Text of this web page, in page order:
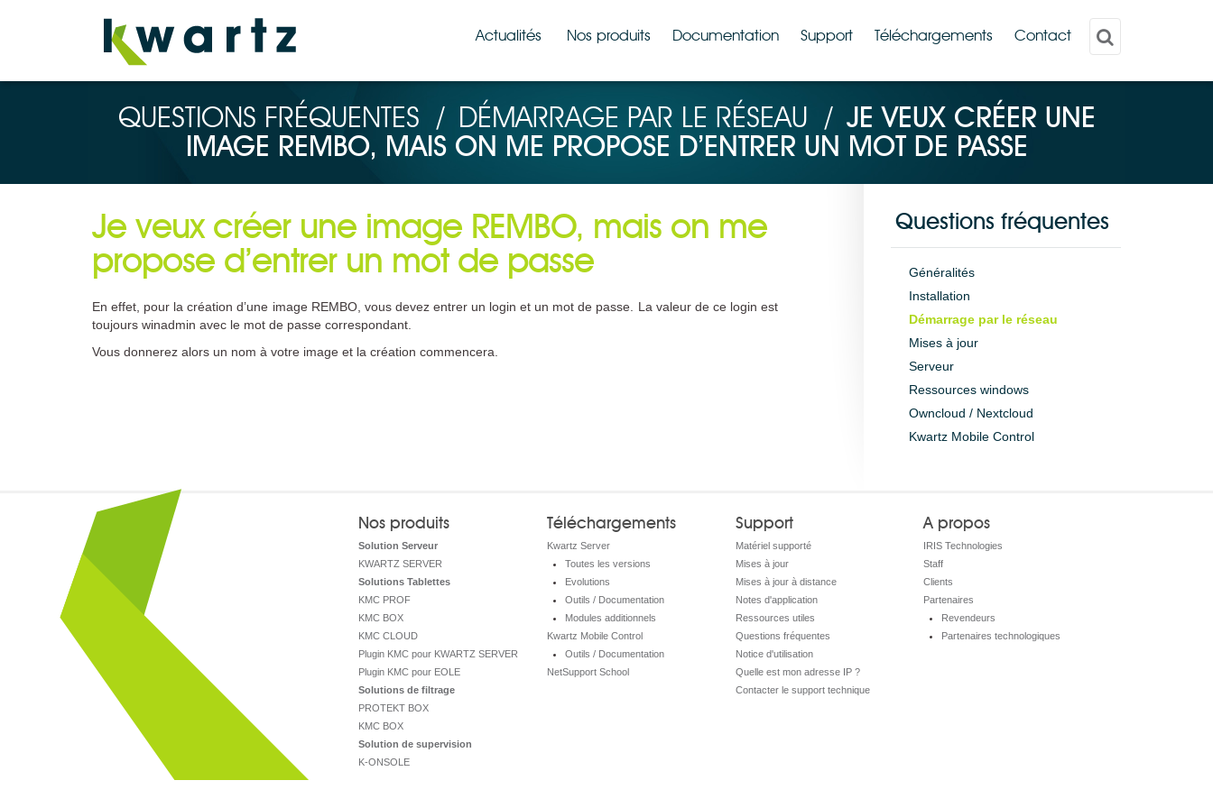
Actualités Nos produits Documentation Support Téléchargements Contact
QUESTIONS FRÉQUENTES / DÉMARRAGE PAR LE RÉSEAU / JE VEUX CRÉER UNE
IMAGE REMBO, MAIS ON ME PROPOSE D’ENTRER UN MOT DE PASSE
Je veux créer une image REMBO, mais on me
propose d’entrer un mot de passe
En effet, pour la création d’une image REMBO, vous devez entrer un login et un mot de passe. La valeur de ce login est
toujours winadmin avec le mot de passe correspondant.
Vous donnerez alors un nom à votre image et la création commencera.
Questions fréquentes
Généralités
Installation
Démarrage par le réseau
Mises à jour
Serveur
Ressources windows
Owncloud / Nextcloud
Kwartz Mobile Control
Nos produits
Solution Serveur
KWARTZ SERVER
Solutions Tablettes
KMC PROF
KMC BOX
KMC CLOUD
Plugin KMC pour KWARTZ SERVER
Plugin KMC pour EOLE
Solutions de filtrage
PROTEKT BOX
KMC BOX
Solution de supervision
K-ONSOLE
Téléchargements
Kwartz Server
Toutes les versions
Evolutions
Outils / Documentation
Modules additionnels
Kwartz Mobile Control
Outils / Documentation
NetSupport School
Support
Matériel supporté
Mises à jour
Mises à jour à distance
Notes d'application
Ressources utiles
Questions fréquentes
Notice d'utilisation
Quelle est mon adresse IP ?
Contacter le support technique
A propos
IRIS Technologies
Staff
Clients
Partenaires
Revendeurs
Partenaires technologiques